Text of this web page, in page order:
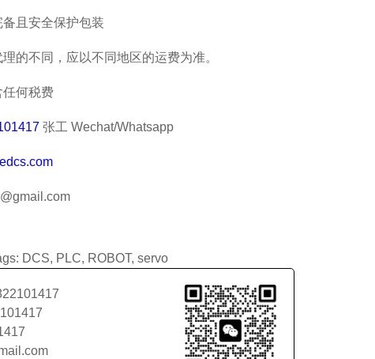
且安全保护包装
的不同，应以不同地区的运费为准。
任何税费
张工 Wechat/Whatsapp
DCS, PLC, ROBOT, servo